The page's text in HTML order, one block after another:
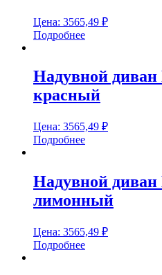
Цена: 3565,49 ₽
Подробнее
Надувной
красный
Цена: 3565,49 ₽
Подробнее
Надувной
лимонный
Цена: 3565,49 ₽
Подробнее